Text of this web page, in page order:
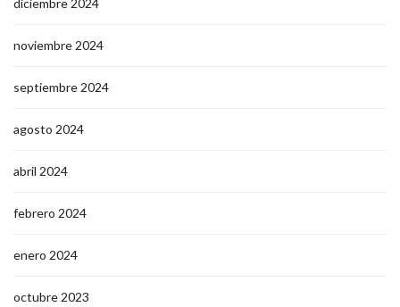
noviembre 2024
septiembre 2024
agosto 2024
abril 2024
febrero 2024
enero 2024
octubre 2023